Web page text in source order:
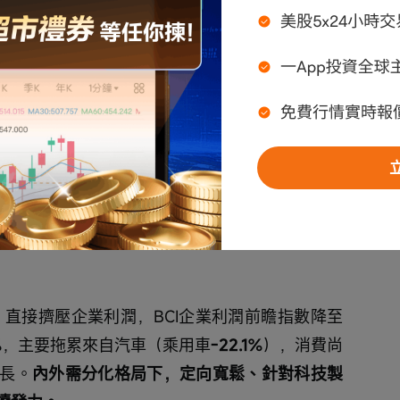
需割裂下政策對沖空間有多大？
87%的貸款為票據，企業中長期貸款罕見負增
M1同比從
回升至 5.5%，
主要由出口結匯
經營活動改善。
光模塊、伺服器、機電設備，全球AI基建投資
直接擠壓企業利潤，BCI企業利潤前瞻指數降至
，主要拖累來自汽車（乘用車-22.1%），消費尚
。 內外需分化格局下，定向寬鬆、針對科技製